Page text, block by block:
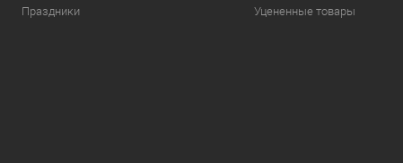
Праздники Уцененные товары